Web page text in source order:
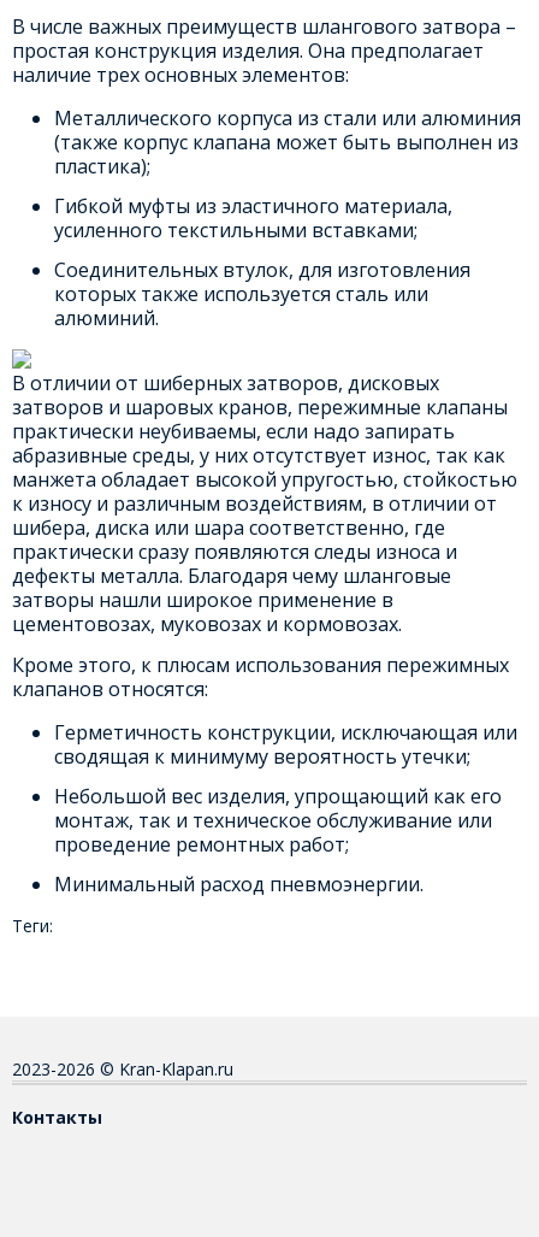
В числе важных преимуществ шлангового затвора –
простая конструкция изделия. Она предполагает
наличие трех основных элементов:
Металлического корпуса из стали или алюминия
(также корпус клапана может быть выполнен из
пластика);
Гибкой муфты из эластичного материала,
усиленного текстильными вставками;
Соединительных втулок, для изготовления
которых также используется сталь или
алюминий.
В отличии от шиберных затворов, дисковых
затворов и шаровых кранов, пережимные клапаны
практически неубиваемы, если надо запирать
абразивные среды, у них отсутствует износ, так как
манжета обладает высокой упругостью, стойкостью
к износу и различным воздействиям, в отличии от
шибера, диска или шара соответственно, где
практически сразу появляются следы износа и
дефекты металла. Благодаря чему шланговые
затворы нашли широкое применение в
цементовозах, муковозах и кормовозах.
Кроме этого, к плюсам использования пережимных
клапанов относятся:
Герметичность конструкции, исключающая или
сводящая к минимуму вероятность утечки;
Небольшой вес изделия, упрощающий как его
монтаж, так и техническое обслуживание или
проведение ремонтных работ;
Минимальный расход пневмоэнергии.
Теги:
2023-2026 © Kran-Klapan.ru
Контакты